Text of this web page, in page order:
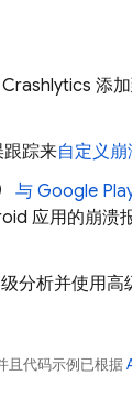
添
踪来自定义
与 Google
应用的崩溃
级分析并使用
且代码示例已根据